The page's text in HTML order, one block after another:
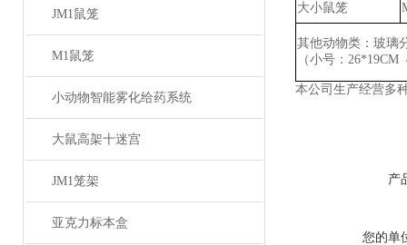
JM1鼠笼
M1鼠笼
小动物智能雾化给药系统
大鼠高架十迷宫
JM1笼架
亚克力标本盒
大小鼠笼
其他动物类：玻璃
（小号： 26*19CM
本公司生产经营多
产
您的单